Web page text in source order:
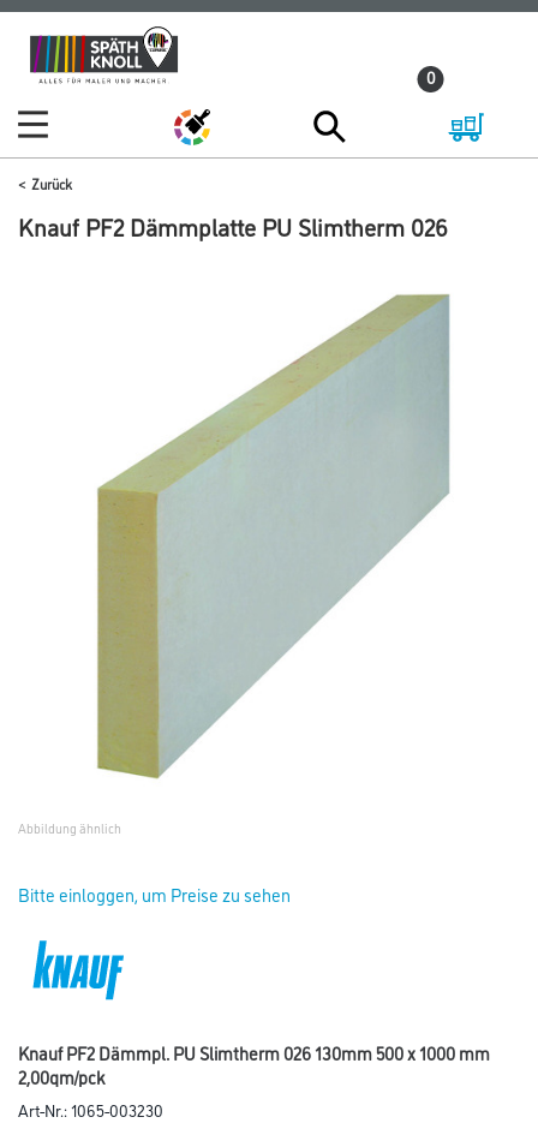
Zum
Inhalt
Zum
Navigationsmenü
0
Zurück
Knauf PF2 Dämmplatte PU Slimtherm 026
Abbildung ähnlich
Bitte einloggen, um Preise zu sehen
Knauf PF2 Dämmpl. PU Slimtherm 026 130mm 500 x 1000 mm
2,00qm/pck
Art-Nr.:1065-003230